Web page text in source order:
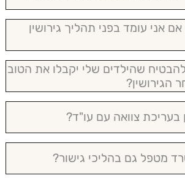
אני עומד בפני תהליך גירושין
שהילדים שלי יקבלו את הטוב
הגירושין?
בעריכת צוואה עם עו"ד?
מטפל גם בהליכי גישור?